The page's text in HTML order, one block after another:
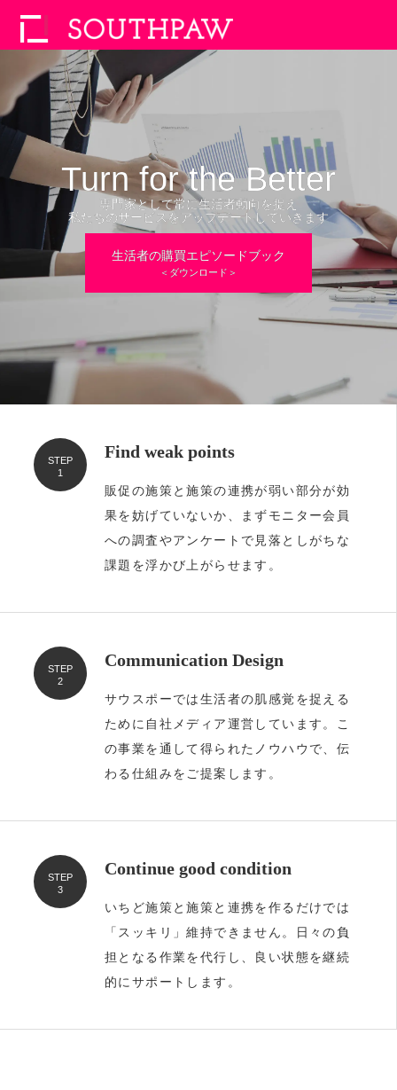
Turn for the Better
専門家として常に生活者動向を捉え
私たちのサービスをアップデートしていきます
生活者の購買エピソードブック
＜ダウンロード＞
Turn for the Better
専門家として常に生活者動向を捉え
私たちのサービスをアップデートしていきます
生活者の購買エピソードブック
＜ダウンロード＞
専門家として常に生活者動向を捉え
私たちのサービスをアップデートしていきます
＜ダウンロード＞
STEP
1
Find weak points
販促の施策と施策の連携が弱い部分が効
果を妨げていないか、まずモニター会員
への調査やアンケートで見落としがちな
課題を浮かび上がらせます。
STEP
2
Communication Design
サウスポーでは生活者の肌感覚を捉える
ために自社メディア運営しています。こ
の事業を通して得られたノウハウで、伝
わる仕組みをご提案します。
STEP
3
Continue good condition
いちど施策と施策と連携を作るだけでは
「スッキリ」維持できません。日々の負
担となる作業を代行し、良い状態を継続
的にサポートします。